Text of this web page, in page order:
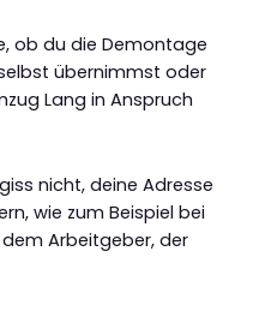
ob du die Demontage
übernimmst oder
Lang in Anspruch
nicht, deine Adresse
wie zum Beispiel bei
dem Arbeitgeber, der